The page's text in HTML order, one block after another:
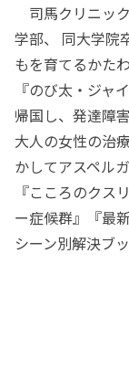
司馬クリニッ
学部、 同大学院
もを育てるかた
『のび太・ジャ
帰国し、発達障
大人の女性の治
かしてアスペル
『こころのク
ー症候群』『
シーン別解決ブ